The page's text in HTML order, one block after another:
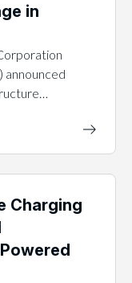
in
announced
Charging